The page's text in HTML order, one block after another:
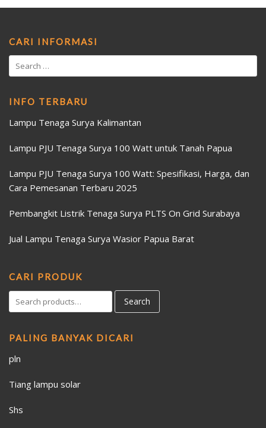
CARI INFORMASI
INFO TERBARU
Lampu Tenaga Surya Kalimantan
Lampu PJU Tenaga Surya 100 Watt untuk Tanah Papua
Lampu PJU Tenaga Surya 100 Watt: Spesifikasi, Harga, dan
Cara Pemesanan Terbaru 2025
Pembangkit Listrik Tenaga Surya PLTS On Grid Surabaya
Jual Lampu Tenaga Surya Wasior Papua Barat
CARI PRODUK
Search
PALING BANYAK DICARI
pln
Tiang lampu solar
Shs